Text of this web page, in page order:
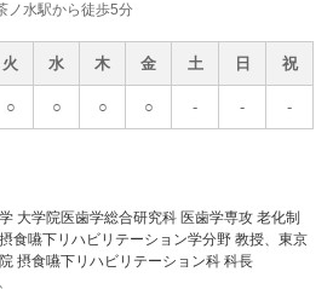
条件を変更する
ノ水駅から徒歩5分
火 水 木 金 土 日 祝
○ ○ ○ ○ - - -
大学院医歯学総合研究科 医歯学専攻 老化制
食嚥下リハビリテーション学分野 教授、東京
摂食嚥下リハビリテーション科 科長